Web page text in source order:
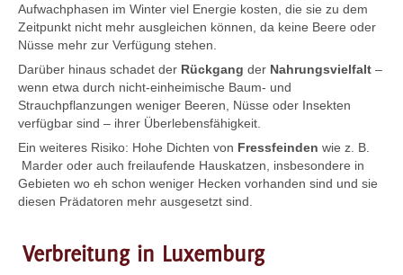
Aufwachphasen im Winter viel Energie kosten, die sie zu dem
Zeitpunkt nicht mehr ausgleichen können, da keine Beere oder
Nüsse mehr zur Verfügung stehen.
Darüber hinaus schadet der Rückgang der Nahrungsvielfalt –
wenn etwa durch nicht-einheimische Baum- und
Strauchpflanzungen weniger Beeren, Nüsse oder Insekten
verfügbar sind – ihrer Überlebensfähigkeit.
Ein weiteres Risiko: Hohe Dichten von Fressfeinden wie z. B.
Marder oder auch freilaufende Hauskatzen, insbesondere in
Gebieten wo eh schon weniger Hecken vorhanden sind und sie
diesen Prädatoren mehr ausgesetzt sind.
Verbreitung in Luxemburg